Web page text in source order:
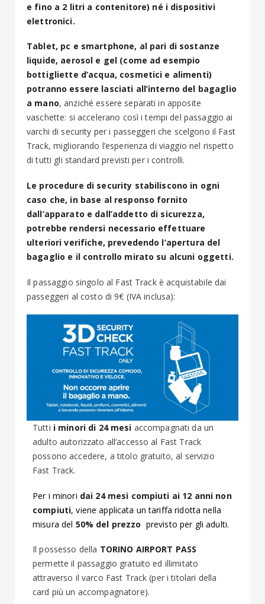
e fino a 2 litri a contenitore) né i dispositivi
elettronici.
Tablet, pc e smartphone, al pari di sostanze
liquide, aerosol e gel (come ad esempio
bottigliette d’acqua, cosmetici e alimenti)
potranno essere lasciati all’interno del bagaglio
a mano, anziché essere separati in apposite
vaschette: si accelerano così i tempi del passaggio ai
varchi di security per i passeggeri che scelgono il Fast
Track, migliorando l’esperienza di viaggio nel rispetto
di tutti gli standard previsti per i controlli.
Le procedure di security stabiliscono in ogni
caso che, in base al responso fornito
dall’apparato e dall’addetto di sicurezza,
potrebbe rendersi necessario effettuare
ulteriori verifiche, prevedendo l’apertura del
bagaglio e il controllo mirato su alcuni oggetti.
Il passaggio singolo al Fast Track è acquistabile dai
passeggeri al costo di 9€ (IVA inclusa):
Tutti i minori di 24 mesi accompagnati da un
adulto autorizzato all’accesso al Fast Track
possono accedere, a titolo gratuito, al servizio
Fast Track.
Per i minori dai 24 mesi compiuti ai 12 anni non
compiuti, viene applicata un tariffa ridotta nella
misura del 50% del prezzo previsto per gli adulti.
Il possesso della TORINO AIRPORT PASS
permette il passaggio gratuito ed illimitato
attraverso il varco Fast Track (per i titolari della
card più un accompagnatore).